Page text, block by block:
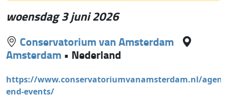
woensdag 3 juni 2026
Conservatorium van Amsterdam
Amsterdam • Nederland
https://www.conservatoriumvanamsterdam.nl/
end-events/